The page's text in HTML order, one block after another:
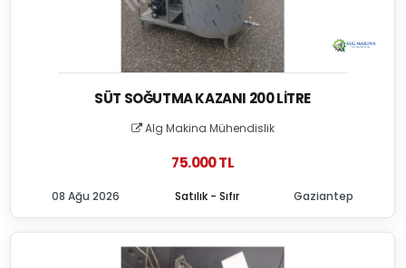
SÜT SOĞUTMA KAZANI 200 LITRE
Alg Makina Mühendislik
75.000 TL
Satılık - Sıfır
08 Ağu 2026 Gaziantep